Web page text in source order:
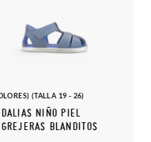
(TALLA 19 - 26)
NIÑO PIEL
BLANDITOS